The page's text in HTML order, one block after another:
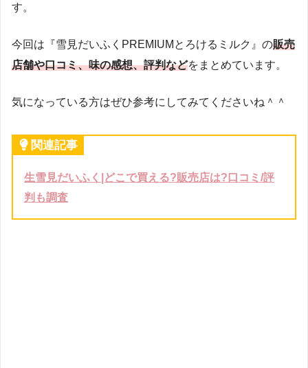
す。
今回は『雪見だいふくPREMIUMとろけるミルク』の販売
店舗や口コミ、味の感想、評判などをまとめています。
気になっている方はぜひ参考にしてみてくださいね＾＾
関連記事
生雪見だいふく|どこで買える?販売店は?口コミ/評
判も調査